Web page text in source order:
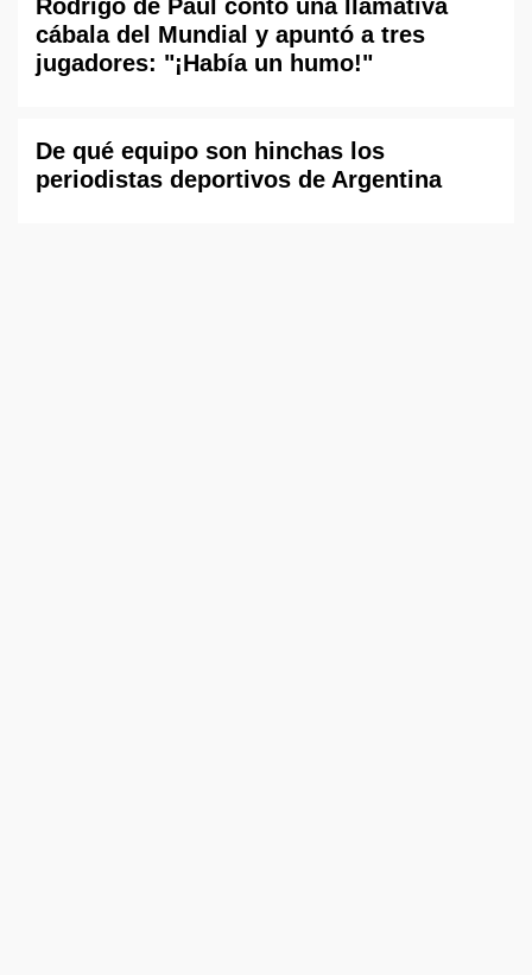
Rodrigo de Paul contó una llamativa
cábala del Mundial y apuntó a tres
jugadores: "¡Había un humo!"
De qué equipo son hinchas los
periodistas deportivos de Argentina